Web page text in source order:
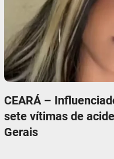
CEARÁ –
sete vítimas de
Gerais